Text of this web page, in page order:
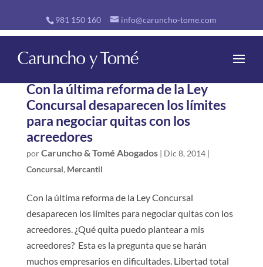
981 150 160 info@caruncho-tome.com
Con la última reforma de la Ley
Concursal desaparecen los límites
para negociar quitas con los
acreedores
porCaruncho & Tomé Abogados| Dic 8, 2014|
Concursal, Mercantil
Con la última reforma de la Ley Concursal
desaparecen los límites para negociar quitas con los
acreedores. ¿Qué quita puedo plantear a mis
acreedores? Esta es la pregunta que se harán
muchos empresarios en dificultades. Libertad total